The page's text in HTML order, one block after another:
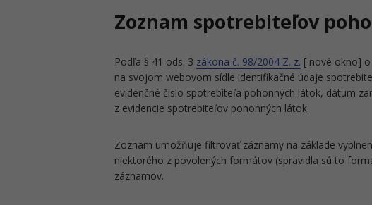
Zoznam spotrebiteľov
Podľa § 41 ods. 3 zákona č. 98/2004 Z. z. [ nové okno]
na svojom webovom sídle identifikačné údaje
evidenčné číslo spotrebiteľa pohonných látok, dátum
z evidencie spotrebiteľov pohonných látok.
Zoznam umožňuje filtrovať záznamy na základe
niektorého z povolených formátov (spravidla sú to
záznamov.